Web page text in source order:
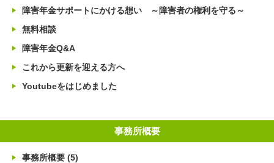
障害年金サポートにかける想い ～障害者の権利を守る～
無料相談
障害年金Q&A
これから更新を迎える方へ
Youtubeをはじめました
事務所概要
事務所概要 (5)